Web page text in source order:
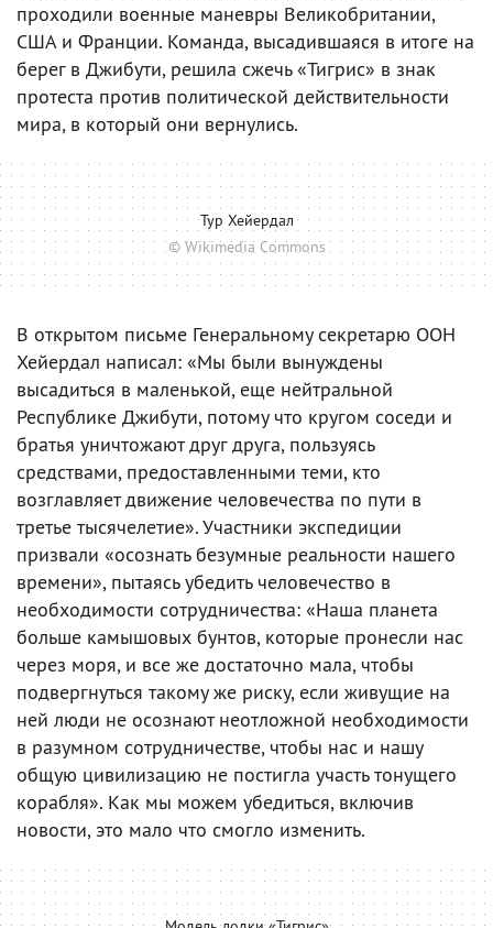
проходили военные маневры Великобритании,
США и Франции. Команда, высадившаяся в итоге на
берег в Джибути, решила сжечь «Тигрис» в знак
протеста против политической действительности
мира, в который они вернулись.
Тур Хейердал
© Wikimedia Commons
В открытом письме Генеральному секретарю ООН
Хейердал написал: «Мы были вынуждены
высадиться в маленькой, еще нейтральной
Республике Джибути, потому что кругом соседи и
братья уничтожают друг друга, пользуясь
средствами, предоставленными теми, кто
возглавляет движение человечества по пути в
третье тысячелетие». Участники экспедиции
призвали «осознать безумные реальности нашего
времени», пытаясь убедить человечество в
необходимости сотрудничества: «Наша планета
больше камышовых бунтов, которые пронесли нас
через моря, и все же достаточно мала, чтобы
подвергнуться такому же риску, если живущие на
ней люди не осознают неотложной необходимости
в разумном сотрудничестве, чтобы нас и нашу
общую цивилизацию не постигла участь тонущего
корабля». Как мы можем убедиться, включив
новости, это мало что смогло изменить.